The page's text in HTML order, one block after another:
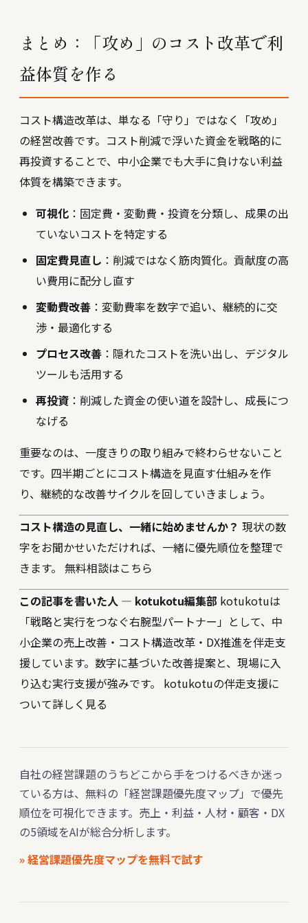
まとめ：「攻め」のコスト改革で利
益体質を作る
コスト構造改革は、単なる「守り」ではなく「攻め」
の経営改善です。コスト削減で浮いた資金を戦略的に
再投資することで、中小企業でも大手に負けない利益
体質を構築できます。
可視化 ：固定費・変動費・投資を分類し、成果の出
ていないコストを特定する
固定費見直し ：削減ではなく筋肉質化。貢献度の高
い費用に配分し直す
変動費改善 ：変動費率を数字で追い、継続的に交
渉・最適化する
プロセス改善 ：隠れたコストを洗い出し、デジタル
ツールも活用する
再投資 ：削減した資金の使い道を設計し、成長につ
なげる
重要なのは、一度きりの取り組みで終わらせないこと
です。四半期ごとにコスト構造を見直す仕組みを作
り、継続的な改善サイクルを回していきましょう。
コスト構造の見直し、一緒に始めませんか？ 現状の数
字をお聞かせいただければ、一緒に優先順位を整理で
きます。 無料相談はこちら
この記事を書いた人 — kotukotu編集部 kotukotuは
「戦略と実行をつなぐ右腕型パートナー」として、中
小企業の売上改善・コスト構造改革・DX推進を伴走支
援しています。数字に基づいた改善提案と、現場に入
り込む実行支援が強みです。 kotukotuの伴走支援に
ついて詳しく見る
自社の経営課題のうちどこから手をつけるべきか迷っ
ている方は、無料の「経営課題優先度マップ」で優先
順位を可視化できます。売上・利益・人材・顧客・DX
の5領域をAIが総合分析します。
» 経営課題優先度マップを無料で試す